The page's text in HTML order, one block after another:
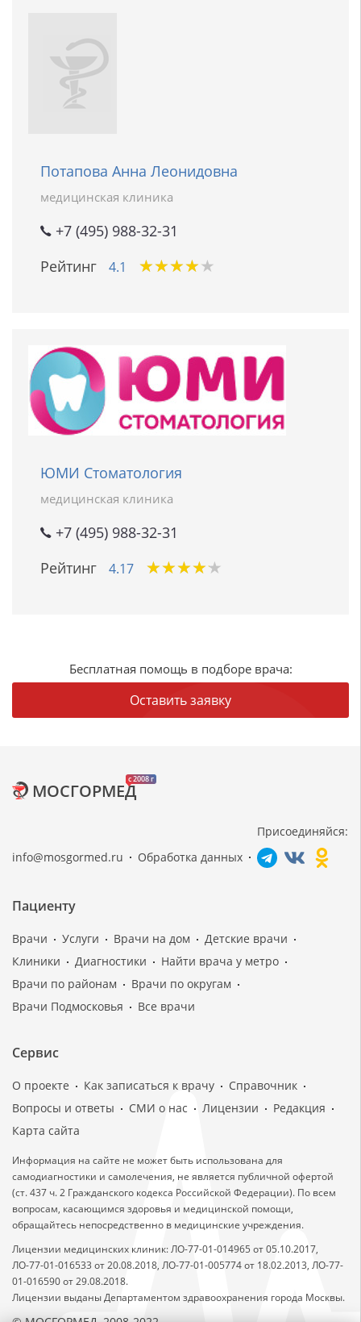
Потапова Анна Леонидовна
медицинская клиника
+7 (495) 988-32-31
Рейтинг
4.1 ★★★★★
★★★★★
ЮМИ Стоматология
медицинская клиника
+7 (495) 988-32-31
Рейтинг
4.17 ★★★★★
★★★★★
Бесплатная помощь в подборе врача:
Оставить заявку
c 2008 г
МОСГОРМЕД
info@mosgormed.ru Обработка данных
Присоединяйся:
Пациенту
Врачи Услуги Врачи на дом
Детские врачи
Клиники
Диагностики
Найти врача у метро
Врачи по районам
Врачи по округам
Врачи Подмосковья
Все врачи
Сервис
О проекте Как записаться к врачу
Справочник
Вопросы и ответы
СМИ о нас Лицензии
Редакция
Карта сайта
Информация на сайте не может быть использована для
самодиагностики и самолечения, не является публичной офертой
(ст. 437 ч. 2 Гражданского кодекса Российской Федерации). По всем
вопросам, касающимся здоровья и медицинской помощи,
обращайтесь непосредственно в медицинские учреждения.
Лицензии медицинских клиник: ЛО-77-01-014965 от 05.10.2017,
ЛО-77-01-016533 от 20.08.2018, ЛО-77-01-005774 от 18.02.2013, ЛО-77-
01-016590 от 29.08.2018.
Лицензии выданы Департаментом здравоохранения города Москвы.